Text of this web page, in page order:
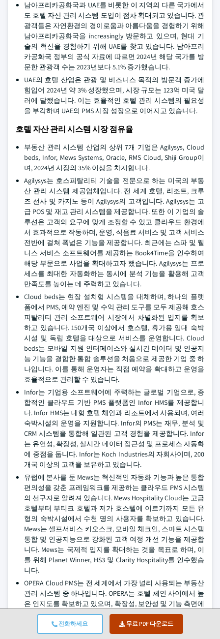
전화하세요 무료 PDF 다운로드
남아프리카공화국과 UAE를 비롯한 이 지역의 다른 국가에서
도 호텔 자산 관리 시스템 도입이 점차 확대되고 있습니다. 관
광객들은 자연환경의 경이로움과 아름다움을 경험하기 위해
남아프리카공화국을 increasingly 방문하고 있으며, 현대 기
술의 혁신을 경험하기 위해 UAE를 찾고 있습니다. 남아프리
카공화국 정부의 공식 자료에 따르면 2024년 해당 국가를 방
문한 관광객 수는 2023년보다 5.1% 증가했습니다.
UAE의 호텔 산업은 관광 및 비즈니스 목적의 방문객 증가에
힘입어 2024년 약 3% 성장했으며, 시장 규모는 123억 미국 달
러에 달했습니다. 이는 효율적인 호텔 관리 시스템의 필요성
을 부각하며 UAE의 PMS 시장 성장으로 이어지고 있습니다.
호텔 자산 관리 시스템 시장 점유율
부동산 관리 시스템 산업의 상위 7개 기업은 Agilysys, Cloud
beds, Infor, Mews Systems, Oracle, RMS Cloud, Shiji Group이
며, 2024년 시장의 35% 이상을 차지합니다.
Agilysys는 호스피탈리티 기술을 전문으로 하는 미국의 부동
산 관리 시스템 제공업체입니다. 전 세계 호텔, 리조트, 크루
즈 선사 및 카지노 등이 Agilysys의 고객입니다. Agilysys는 고
급 POS 및 재고 관리 시스템을 제공합니다. 또한 이 기업의 솔
루션은 고객의 요구에 맞게 조정할 수 있고 클라우드 환경에
서 효과적으로 작동하며, 운영, 식음료 서비스 및 고객 서비스
전반에 걸쳐 폭넓은 기능을 제공합니다. 최근에는 스파 및 웰
니스 서비스 소프트웨어를 제공하는 Book4Time을 인수하여
해당 부문으로 사업을 확대하고자 했습니다. Agilysys는 프로
세스를 최대한 자동화하는 동시에 분석 기능을 활용해 고객
만족도를 높이는 데 주력하고 있습니다.
Cloud beds는 현장 설치형 시스템을 대체하며, 하나의 플랫
폼에서 PMS, 예약 엔진 및 수익 관리 도구를 모두 제공해 호스
피탈리티 관리 소프트웨어 시장에서 차별화된 입지를 확보
하고 있습니다. 150개국 이상에서 호스텔, 휴가용 임대 숙박
시설 및 독립 호텔을 대상으로 서비스를 운영합니다. Cloud
beds는 모바일 지원 인터페이스와 실시간 데이터 및 인공지
능 기능을 결합한 통합 솔루션을 처음으로 제공한 기업 중 하
나입니다. 이를 통해 운영자는 직접 예약을 확대하고 운영을
효율적으로 관리할 수 있습니다.
Infor는 기업용 소프트웨어에 주력하는 글로벌 기업으로, 종
합적인 클라우드 기반 PMS 플랫폼인 Infor HMS를 제공합니
다. Infor HMS는 대형 호텔 체인과 리조트에서 사용되며, 여러
숙박시설의 운영을 지원합니다. Infor의 PMS는 재무, 분석 및
CRM 시스템을 통합해 일관된 고객 경험을 제공합니다. Infor
는 유연성, 확장성, 실시간 데이터 접근성 및 프로세스 자동화
에 중점을 둡니다. Infor는 Koch Industries의 자회사이며, 200
개국 이상의 고객을 보유하고 있습니다.
유럽에 본사를 둔 Mews는 혁신적인 자동화 기능과 높은 통합
편의성을 갖춘 프레임워크를 제공하는 클라우드 PMS 시스템
의 선구자로 알려져 있습니다. Mews Hospitality Cloud는 고급
호텔부터 부티크 호텔과 저가 호스텔에 이르기까지 모든 유
형의 숙박시설에서 수천 명의 사용자를 확보하고 있습니다.
Mews는 셀프서비스 키오스크, 모바일 체크인, 스마트 시스템
통합 및 인공지능으로 강화된 고객 여정 개선 기능을 제공합
니다. Mews는 국제적 입지를 확대하는 것을 목표로 하며, 이
를 위해 Planet Winner, HS3 및 Clarity Hospitality를 인수했습
니다.
OPERA Cloud PMS는 전 세계에서 가장 널리 사용되는 부동산
관리 시스템 중 하나입니다. OPERA는 호텔 체인 사이에서 높
은 인지도를 확보하고 있으며, 확장성, 보안성 및 기능 측면에
서 탁월한 가치를 제공합니다. OPERA는 예약, 로열티, CRM,
수익 관리 및 하우스키핑을 비롯한 호텔의 전체 업무 프로세
스를 수행합니다. Oracle Hospitality의 일부인 OPERA는